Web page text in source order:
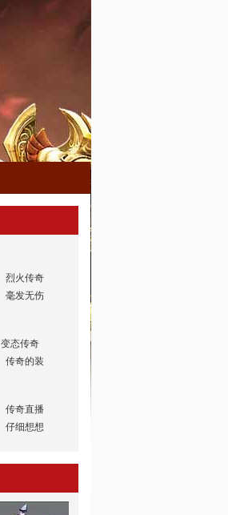
烈火传奇
毫发无伤
变态传奇
传奇的装
传奇直播
仔细想想